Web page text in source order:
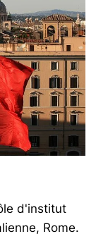
d'institut
Rome.